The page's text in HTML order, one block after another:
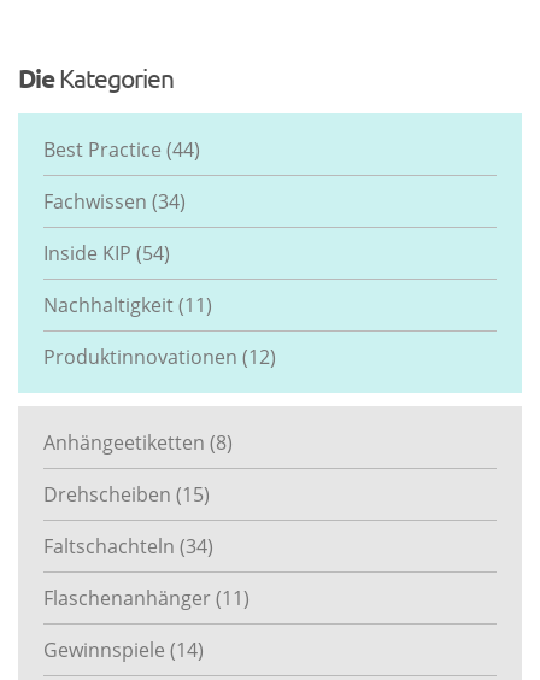
DieKategorien
Best Practice (44)
Fachwissen (34)
Inside KIP (54)
Nachhaltigkeit(11)
Produktinnovationen (12)
Anhängeetiketten (8)
Drehscheiben (15)
Faltschachteln (34)
Flaschenanhänger(11)
Gewinnspiele (14)